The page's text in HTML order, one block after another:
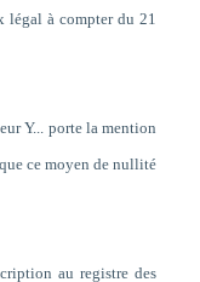
légal à compter du 21
Y... porte la mention
ce moyen de nullité
au registre des